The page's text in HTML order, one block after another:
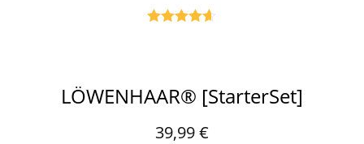
LÖWENHAAR® [StarterSet]
39,99€